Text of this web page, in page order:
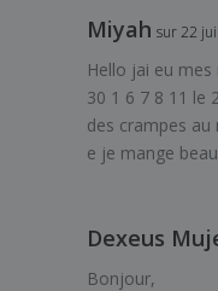
Miyah sur 22
Hello jai eu
30 1 6 7 8 11 le
des crampes au
e je mange
Dexeus
Bonjour,